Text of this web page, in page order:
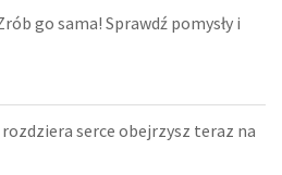
go sama! Sprawdź pomysły i
serce obejrzysz teraz na